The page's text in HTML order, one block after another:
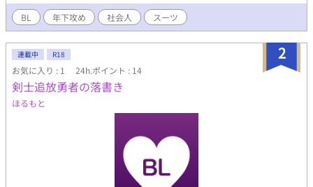
BL 年下攻め 社会人 スーツ
2
連載中 R18
お気に入り : 1 24h.ポイント : 14
剣士追放勇者の落書き
ほるもと